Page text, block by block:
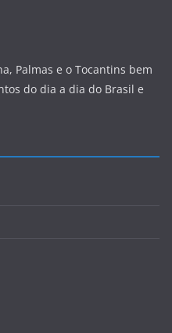
Palmas e o Tocantins bem
do dia a dia do Brasil e